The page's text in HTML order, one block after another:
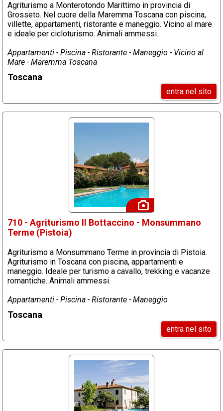
Agriturismo a Monterotondo Marittimo in provincia di
Grosseto. Nel cuore della Maremma Toscana con piscina,
villette, appartamenti, ristorante e maneggio. Vicino al mare
e ideale per cicloturismo. Animali ammessi.
Appartamenti - Piscina - Ristorante - Maneggio - Vicino al
Mare - Maremma Toscana
Toscana
entra nel sito
710 - Agriturismo Il Bottaccino - Monsummano
Terme (Pistoia)
Agriturismo a Monsummano Terme in provincia di Pistoia.
Agriturismo in Toscana con piscina, appartamenti e
maneggio. Ideale per turismo a cavallo, trekking e vacanze
romantiche. Animali ammessi.
Appartamenti - Piscina - Ristorante - Maneggio
Toscana
entra nel sito